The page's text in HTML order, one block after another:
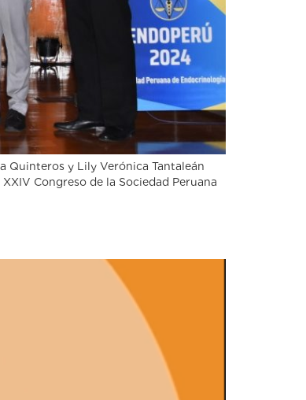
Quinteros y Lily Verónica Tantaleán
Congreso de la Sociedad Peruana